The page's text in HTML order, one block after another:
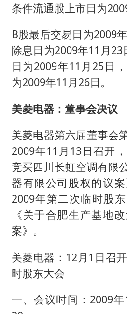
条件流通股上市日为
B股最后交易日为2009
除息日为2009年11月
日为2009年11月25日
为2009年11月26日。
美菱电器：董事会决议
美菱电器第六届董事会
2009年11月13日召开
竞买四川长虹空调有限
器有限公司股权的议
2009年第二次临时股东
《关于合肥生产基地
案》。
美菱电器：12月1日召
时股东大会
一、会议时间：2009年